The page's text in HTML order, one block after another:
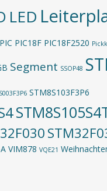
LED
PIC PIC18F PIC18F2520
Segment SSOP48
STM8S103F3P6
VIM878 VQE21